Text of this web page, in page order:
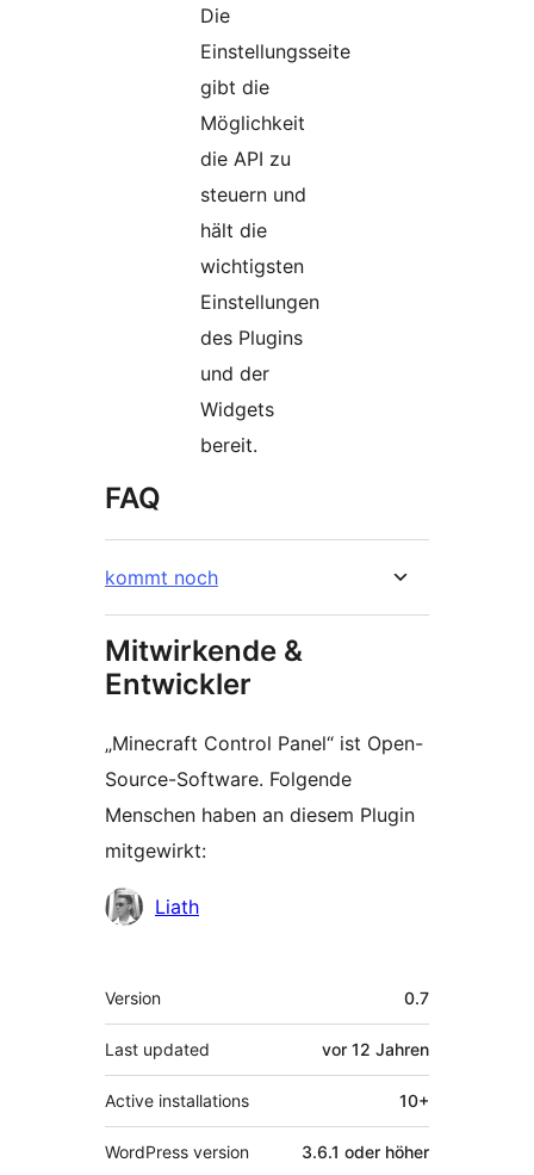
Die
Einstellungsseite
gibt die
Möglichkeit
die API zu
steuern und
hält die
wichtigsten
Einstellungen
des Plugins
und der
Widgets
bereit.
FAQ
kommt noch
Mitwirkende &
Entwickler
„Minecraft Control Panel“ ist Open-
Source-Software. Folgende
Menschen haben an diesem Plugin
mitgewirkt:
Mitwirkende
Liath
Meta
Version 0.7
Last updated vor 12 Jahren
Active installations 10+
WordPress version 3.6.1 oder höher